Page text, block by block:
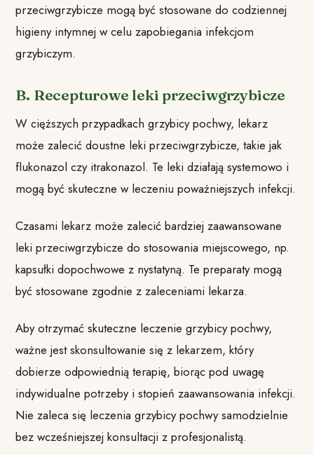
przeciwgrzybicze mogą być stosowane do codziennej
higieny intymnej w celu zapobiegania infekcjom
grzybiczym.
B. Recepturowe leki przeciwgrzybicze
W cięższych przypadkach grzybicy pochwy, lekarz
może zalecić doustne leki przeciwgrzybicze, takie jak
flukonazol czy itrakonazol. Te leki działają systemowo i
mogą być skuteczne w leczeniu poważniejszych infekcji.
Czasami lekarz może zalecić bardziej zaawansowane
leki przeciwgrzybicze do stosowania miejscowego, np.
kapsułki dopochwowe z nystatyną. Te preparaty mogą
być stosowane zgodnie z zaleceniami lekarza.
Aby otrzymać skuteczne leczenie grzybicy pochwy,
ważne jest skonsultowanie się z lekarzem, który
dobierze odpowiednią terapię, biorąc pod uwagę
indywidualne potrzeby i stopień zaawansowania infekcji.
Nie zaleca się leczenia grzybicy pochwy samodzielnie
bez wcześniejszej konsultacji z profesjonalistą.